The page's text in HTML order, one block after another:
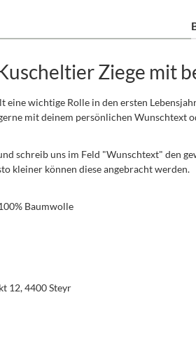
Ziege mit
eine wichtige Rolle in den ersten
mit deinem persönlichen Wunschtext
schreib uns im Feld "Wunschtext" den
kleiner können diese angebracht werden.
Baumwolle
12, 4400 Steyr